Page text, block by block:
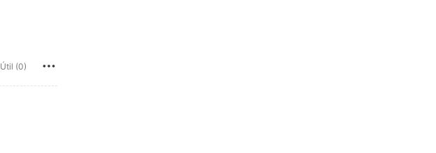
Útil (0)